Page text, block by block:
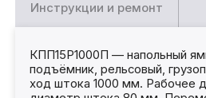
Инструкции и ремонт
КПП15Р1000П — напольный
подъёмник, рельсовый,
ход штока 1000 мм. Рабочее